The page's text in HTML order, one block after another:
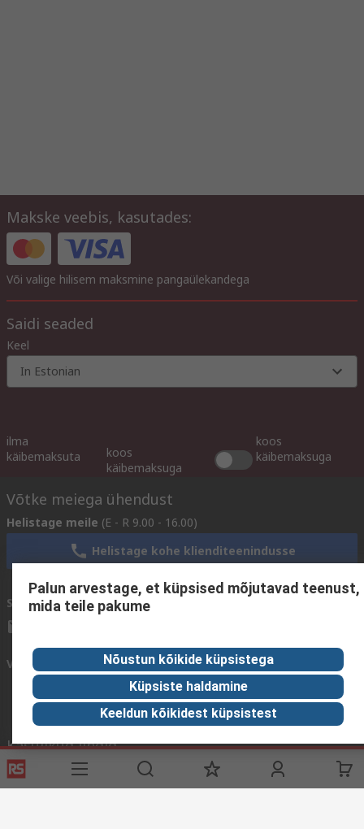
Makske veebis, kasutades:
Või valige hilisem maksmine pangaülekandega
Saidi seaded
Keel
In Estonian
ilma
käibemaksuta
koos
käibemaksuga
koos
käibemaksuga
Võtke meiega ühendust
Helistage meile (E - R 9.00 - 16.00)
Helistage kohe klienditeenindusse
Saatke meile e-kiri vastame tavaliselt 24 tunni jooksul.
Võtke meiega ühendust
Kasulikud lingid
Teenused
RS'ist
Palun arvestage, et küpsised mõjutavad teenust,
mida teile pakume
Nõustun kõikide küpsistega
Küpsiste haldamine
Keeldun kõikidest küpsistest